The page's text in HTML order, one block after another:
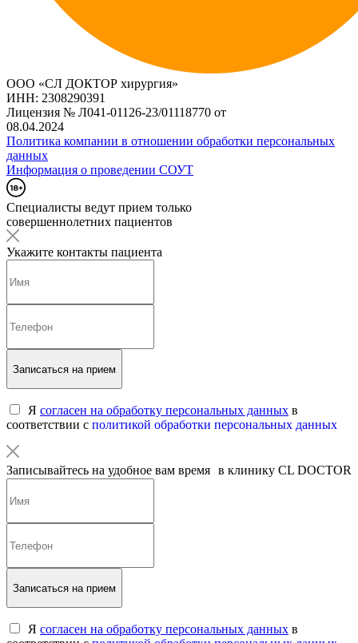
ООО «СЛ ДОКТОР хирургия»
ИНН: 2308290391
Лицензия № Л041-01126-23/01118770 от
08.04.2024
Политика компании в отношении обработки персональных
данных
Информация о проведении СОУТ
Специалисты ведут прием только
совершеннолетних пациентов
Укажите контакты пациента
Записаться на прием
Я согласен на обработку персональных данных в
соответствии с политикой обработки персональных данных
Записывайтесь на удобное вам время в клинику CL DOCTOR
Записаться на прием
Я согласен на обработку персональных данных в